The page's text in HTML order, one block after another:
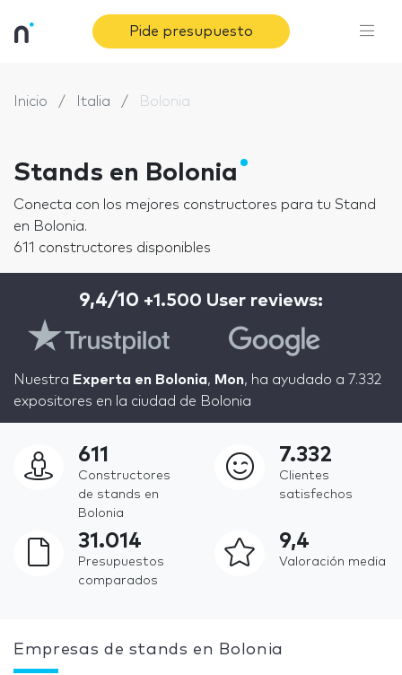
Pide presupuesto
Inicio Italia Bolonia
Stands en Bolonia
Conecta con los mejores constructores para tu Stand
en Bolonia.
611 constructores disponibles
9,4/10 +1.500 User reviews:
Nuestra Experta en Bolonia, Mon, ha ayudado a 7.332
expositores en la ciudad de Bolonia
611
Constructores
de stands en
Bolonia
7.332
Clientes
satisfechos
31.014
Presupuestos
comparados
9,4
Valoración media
Empresas de stands en Bolonia